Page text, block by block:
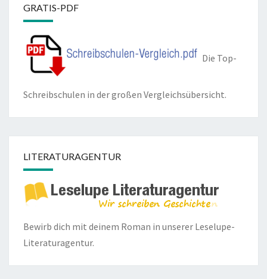
GRATIS-PDF
Die Top-
Schreibschulen in der großen Vergleichsübersicht.
LITERATURAGENTUR
Bewirb dich mit deinem Roman in unserer Leselupe-
Literaturagentur.